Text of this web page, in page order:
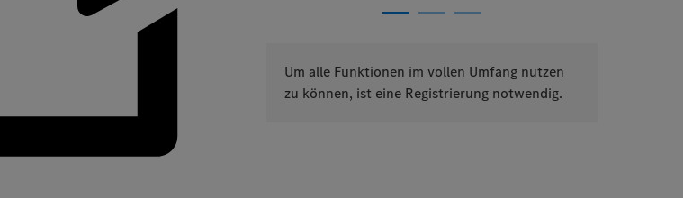
Um alle Funktionen im vollen Umfang nutzen
zu können, ist eine Registrierung notwendig.